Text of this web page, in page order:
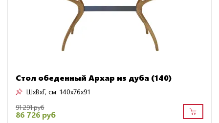
Стол обеденный Архар из дуба (140)
ШxВxГ, см: 140x76x91
91 291 руб
86 726 руб